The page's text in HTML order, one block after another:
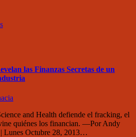
las Finanzas Secretas de un
and Health defiende el fracking, el
quiénes los financian. —Por Andy
Lunes Octubre 28, 2013…